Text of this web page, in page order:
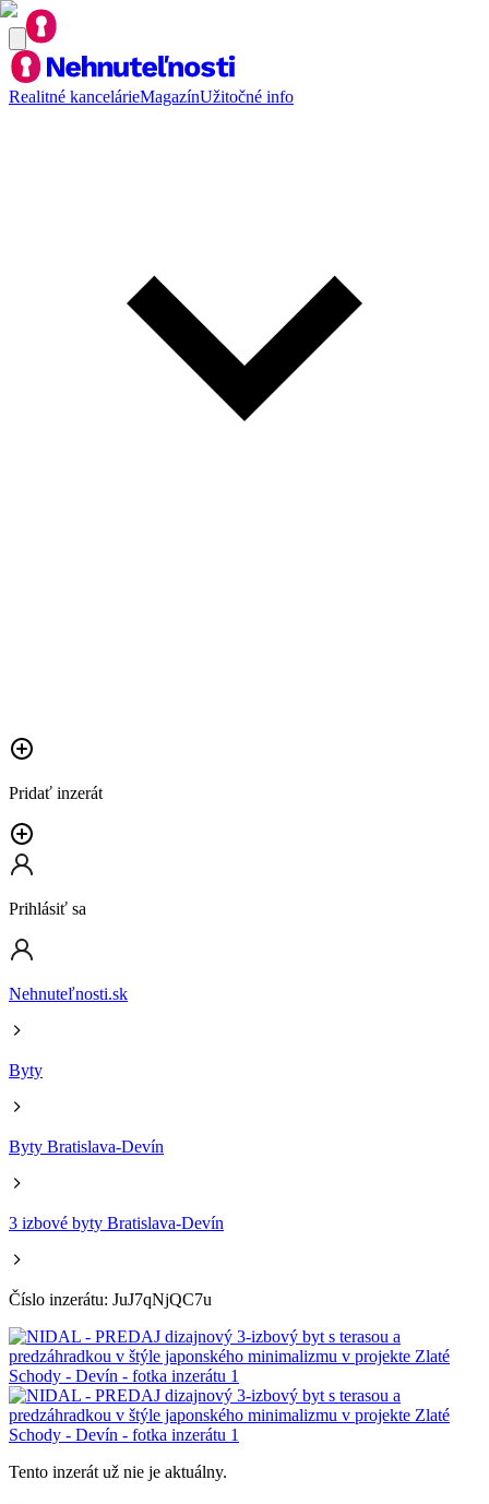
Realitné kancelárieMagazínUžitočné info
Pridať inzerát
Prihlásiť sa
Nehnuteľnosti.sk
Byty
Byty Bratislava-Devín
3 izbové byty Bratislava-Devín
Číslo inzerátu: JuJ7qNjQC7u
Tento inzerát už nie je aktuálny.